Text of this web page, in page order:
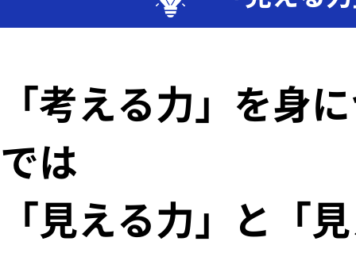
「考える力」を身
では
「見える力」と「